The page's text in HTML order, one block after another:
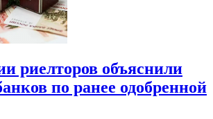
риелторов объяснили
по ранее одобренной